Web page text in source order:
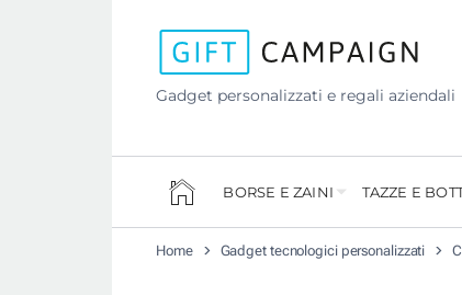
Gadget personalizzati e regali aziendali
BORSE E ZAINI TAZZE E
Home Gadget tecnologici personalizzati